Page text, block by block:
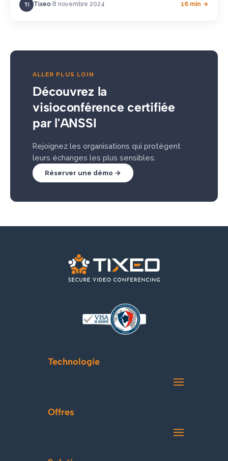
TI Tixeo 8 novembre 2024 16 min →
ALLER PLUS LOIN
Découvrez la
visioconférence certifiée
par l'ANSSI
Rejoignez les organisations qui protègent
leurs échanges les plus sensibles.
Réserver une démo →
Technologie
Offres